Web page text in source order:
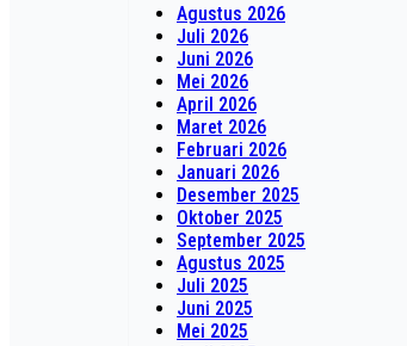
Agustus 2026
Juli 2026
Juni 2026
Mei 2026
April 2026
Maret 2026
Februari 2026
Januari 2026
Desember 2025
Oktober 2025
September 2025
Agustus 2025
Juli 2025
Juni 2025
Mei 2025